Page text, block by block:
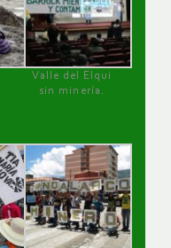
Valle del Elqui
sin minería.